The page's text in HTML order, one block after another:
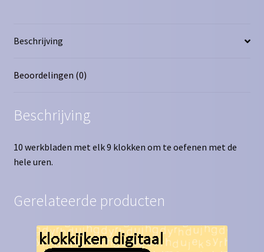
Beschrijving
Beoordelingen (0)
Beschrijving
10 werkbladen met elk 9 klokken om te oefenen met de
hele uren.
Gerelateerde producten